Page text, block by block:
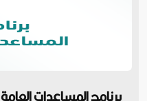
برنامج المساعدات العامة